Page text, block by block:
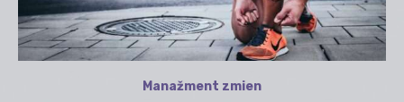
Manažment zmien